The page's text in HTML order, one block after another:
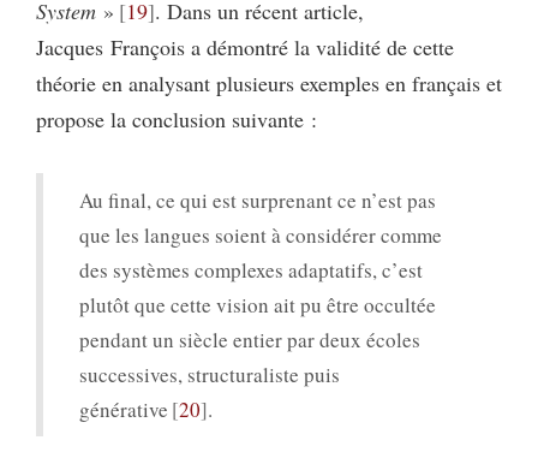
System » 19 . Dans un récent article,
Jacques François a démontré la validité de cette
théorie en analysant plusieurs exemples en français et
propose la conclusion suivante :
Au final, ce qui est surprenant ce n’est pas
que les langues soient à considérer comme
des systèmes complexes adaptatifs, c’est
plutôt que cette vision ait pu être occultée
pendant un siècle entier par deux écoles
successives, structuraliste puis
générative 20 .